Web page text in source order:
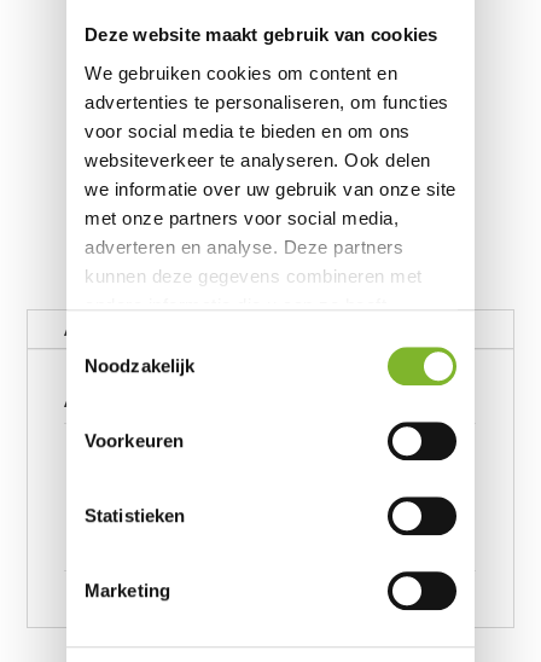
Deze website maakt gebruik van cookies
We gebruiken cookies om content en
advertenties te personaliseren, om functies
voor social media te bieden en om ons
websiteverkeer te analyseren. Ook delen
we informatie over uw gebruik van onze site
met onze partners voor social media,
adverteren en analyse. Deze partners
kunnen deze gegevens combineren met
basis van uw gebruik van hun services.
Toestemmingsselectie
Noodzakelijk
Voorkeuren
Statistieken
Marketing
Aanvullende informatie
Aanvullende informatie
Flanel Washed Cotton Taupe
Cotton Taupe 200 x 220,
Flanel Washed Cotton Taupe